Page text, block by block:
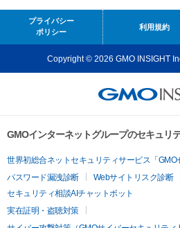
プライバシー
ポリシー
利用規約
Copyright © 2026 GMO INSIGHT
GMOインターネットグループのセキュリ
世界初総合ネットセキュリティサービス「GMO
パスワード漏洩診断
Webサイトリスク診断
セキュリティ相談AIチャットボット
実在証明・盗聴対策